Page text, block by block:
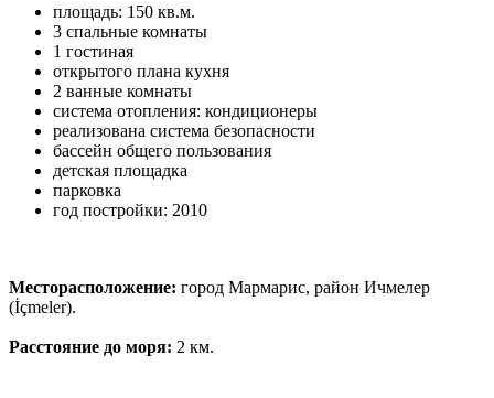
площадь: 150 кв.м.
3 спальные комнаты
1 гостиная
открытого плана кухня
2 ванные комнаты
система отопления: кондиционеры
реализована система безопасности
бассейн общего пользования
детская площадка
парковка
год постройки: 2010
Месторасположение: город Мармарис, район Ичмелер
(İçmeler).
Расстояние до моря: 2 км.